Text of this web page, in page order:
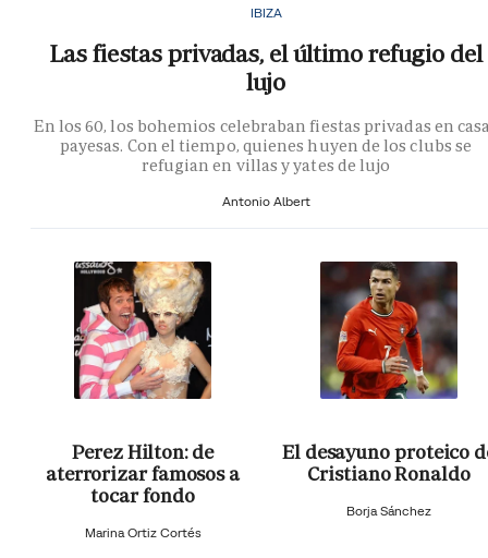
IBIZA
Las fiestas privadas, el último refugio del
lujo
En los 60, los bohemios celebraban fiestas privadas en
payesas. Con el tiempo, quienes huyen de los clubs se
refugian en villas y yates de lujo
Antonio Albert
Perez Hilton: de
aterrorizar famosos a
tocar fondo
Marina Ortiz Cortés
El desayuno proteico
Cristiano Ronaldo
Borja Sánchez